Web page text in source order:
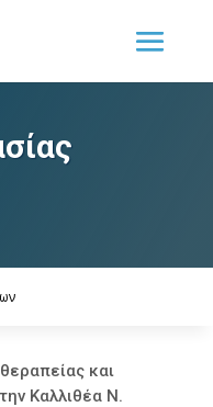
και
Καλλιθέα Ν.